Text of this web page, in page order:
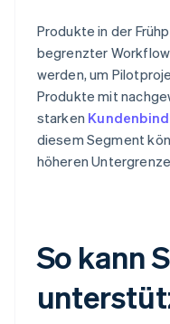
Produkte in der
begrenzter
werden, um
Produkte mit
starken
diesem Segment
höheren
So kann